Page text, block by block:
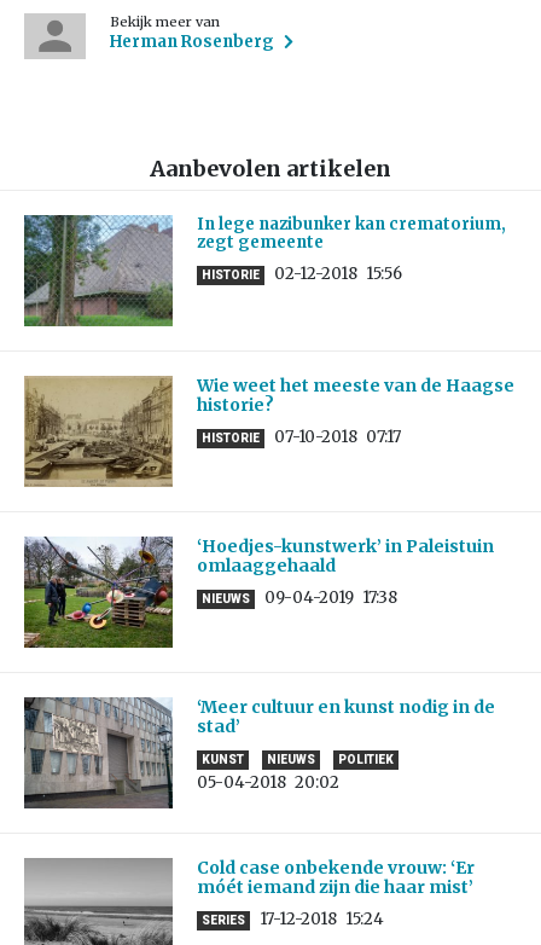
Bekijk meer van
Herman Rosenberg
Aanbevolen artikelen
In lege nazibunker kan crematorium,
zegt gemeente
HISTORIE 02-12-2018 15:56
Wie weet het meeste van de Haagse
historie?
HISTORIE 07-10-2018 07:17
‘Hoedjes-kunstwerk’ in Paleistuin
omlaaggehaald
NIEUWS 09-04-2019 17:38
‘Meer cultuur en kunst nodig in de
stad’
KUNST NIEUWS POLITIEK
05-04-2018 20:02
Cold case onbekende vrouw: ‘Er
móét iemand zijn die haar mist’
SERIES 17-12-2018 15:24